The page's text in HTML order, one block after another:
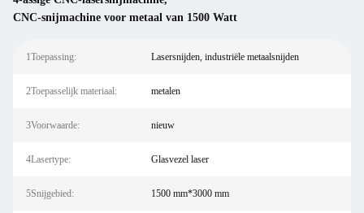
CNC-snijmachine voor metaal van 1500 Watt
1Toepassing: Lasersnijden, industriële metaalsnijden
2Toepasselijk materiaal: metalen
3Voorwaarde: nieuw
4Lasertype: Glasvezel laser
5Snijgebied: 1500 mm*3000 mm